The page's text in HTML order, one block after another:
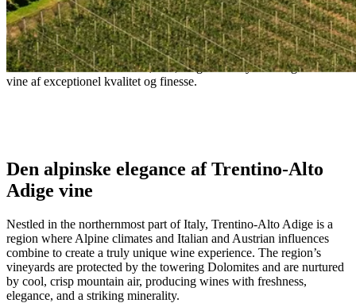
Trentino-Alto Adige: Alpinske vine af
elegance
Hvor italienske traditioner møder østrigske indflydelser og skaber
vine af exceptionel kvalitet og finesse.
Den alpinske elegance af Trentino-Alto
Adige vine
Nestled in the northernmost part of Italy, Trentino-Alto Adige is a
region where Alpine climates and Italian and Austrian influences
combine to create a truly unique wine experience. The region’s
vineyards are protected by the towering Dolomites and are nurtured
by cool, crisp mountain air, producing wines with freshness,
elegance, and a striking minerality.